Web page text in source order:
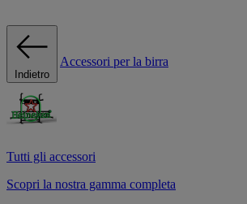
Indietro
Accessori per la birra
Tutti gli accessori
Scopri la nostra gamma completa